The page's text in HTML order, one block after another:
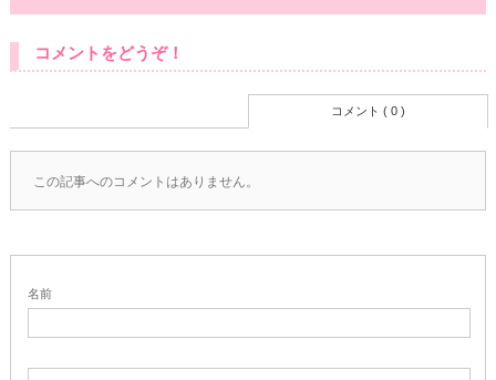
コメントをどうぞ！
コメント ( 0 )
この記事へのコメントはありません。
名前